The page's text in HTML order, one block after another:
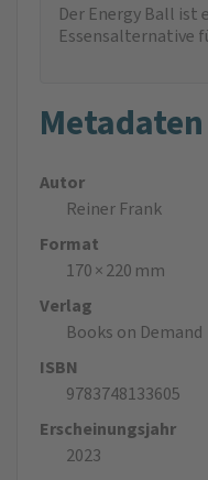
Der Energy Ball ist
Essensalternative
Metadaten
Autor
Reiner Frank
Format
170 × 220 mm
Verlag
Books on Demand
ISBN
9783748133605
Erscheinungsjahr
2023